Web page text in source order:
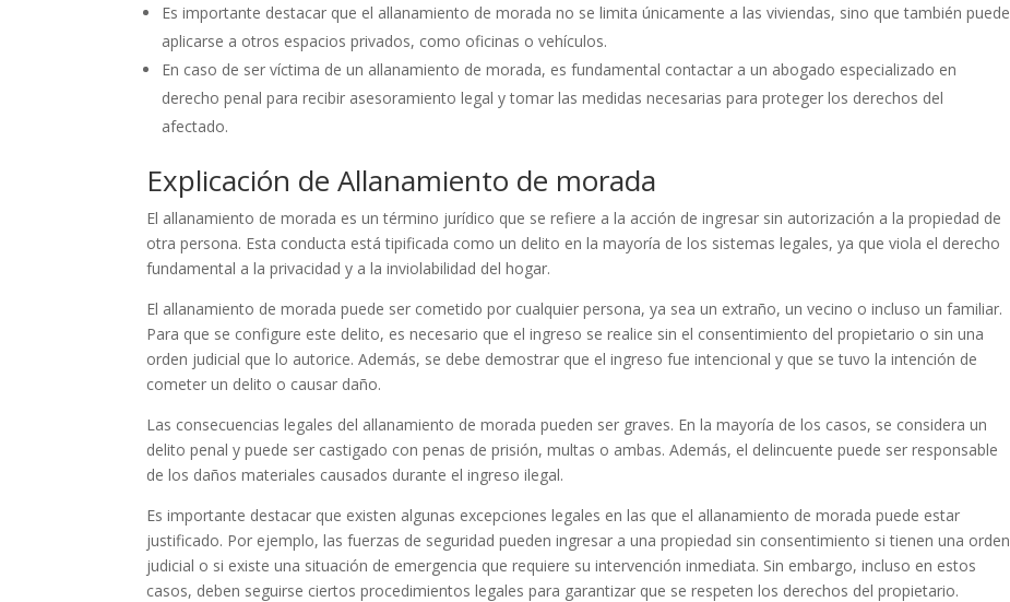
Es importante destacar que el allanamiento de morada no se limita únicamente a las viviendas, sino que también puede
aplicarse a otros espacios privados, como oficinas o vehículos.
En caso de ser víctima de un allanamiento de morada, es fundamental contactar a un abogado especializado en
derecho penal para recibir asesoramiento legal y tomar las medidas necesarias para proteger los derechos del
afectado.
Explicación de Allanamiento de morada
El allanamiento de morada es un término jurídico que se refiere a la acción de ingresar sin autorización a la propiedad de
otra persona. Esta conducta está tipificada como un delito en la mayoría de los sistemas legales, ya que viola el derecho
fundamental a la privacidad y a la inviolabilidad del hogar.
El allanamiento de morada puede ser cometido por cualquier persona, ya sea un extraño, un vecino o incluso un familiar.
Para que se configure este delito, es necesario que el ingreso se realice sin el consentimiento del propietario o sin una
orden judicial que lo autorice. Además, se debe demostrar que el ingreso fue intencional y que se tuvo la intención de
cometer un delito o causar daño.
Las consecuencias legales del allanamiento de morada pueden ser graves. En la mayoría de los casos, se considera un
delito penal y puede ser castigado con penas de prisión, multas o ambas. Además, el delincuente puede ser responsable
de los daños materiales causados durante el ingreso ilegal.
Es importante destacar que existen algunas excepciones legales en las que el allanamiento de morada puede estar
justificado. Por ejemplo, las fuerzas de seguridad pueden ingresar a una propiedad sin consentimiento si tienen una orden
judicial o si existe una situación de emergencia que requiere su intervención inmediata. Sin embargo, incluso en estos
casos, deben seguirse ciertos procedimientos legales para garantizar que se respeten los derechos del propietario.